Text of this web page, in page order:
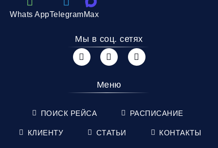
Whats AppTelegramMax
Мы в соц. сетях
Меню
ПОИСК РЕЙСА РАСПИСАНИЕ
КЛИЕНТУ СТАТЬИ КОНТАКТЫ